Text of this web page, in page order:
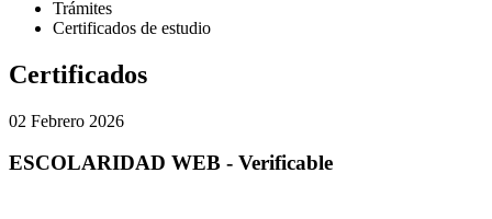
Trámites
Certificados de estudio
Certificados
02 Febrero 2026
ESCOLARIDAD WEB - Verificable